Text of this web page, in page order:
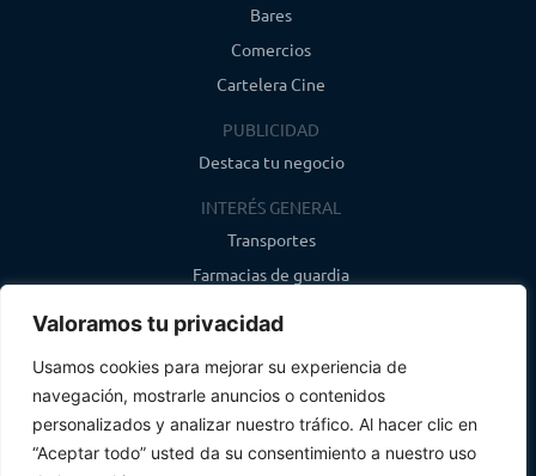
Valoramos tu privacidad
Usamos cookies para mejorar su experiencia de
navegación, mostrarle anuncios o contenidos
personalizados y analizar nuestro tráfico. Al hacer clic en
“Aceptar todo” usted da su consentimiento a nuestro uso
Bares
Comercios
Cartelera Cine
PUBLICIDAD
Destaca tu negocio
INTERÉS GENERAL
Transportes
Farmacias de guardia
CONTACTO
info@infosegovia.com